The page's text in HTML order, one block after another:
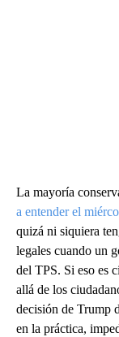
La mayoría
a entender el
quizá ni siquiera
legales cuando un
del TPS. Si eso es
allá de los
decisión de Trump
en la práctica,